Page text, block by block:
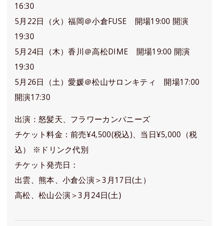
16:30
5月22日（火）福岡＠小倉FUSE 開場19:00 開演
19:30
5月24日（木）香川＠高松DIME 開場19:00 開演
19:30
5月26日（土）愛媛＠松山サロンキティ 開場17:00
開演17:30
出演：怒髪天、フラワーカンパニーズ
チケット料金：前売¥4,500(税込)、当日¥5,000（税
込） ※ドリンク代別
チケット発売日：
出雲、熊本、小倉公演＞3月17日(土）
高松、松山公演＞3月24日(土)